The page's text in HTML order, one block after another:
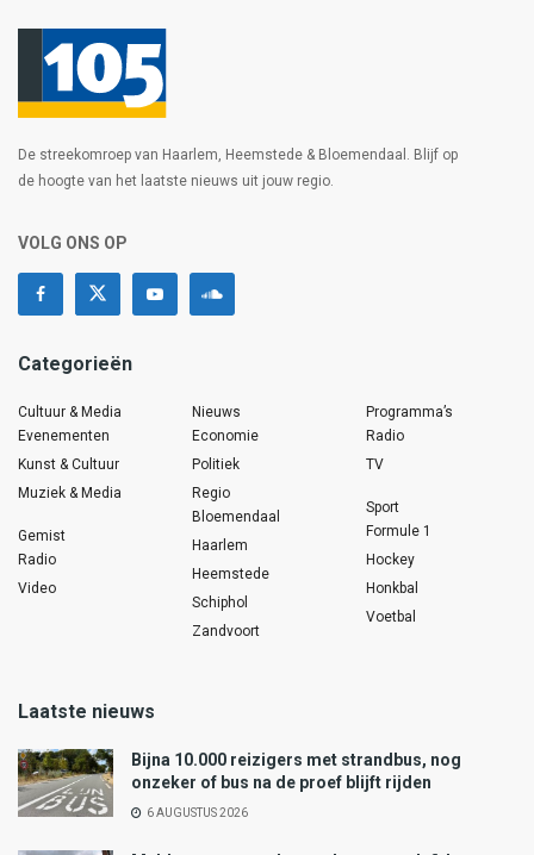
De streekomroep van Haarlem, Heemstede & Bloemendaal. Blijf op
de hoogte van het laatste nieuws uit jouw regio.
VOLG ONS OP
Categorieën
Cultuur & Media
Evenementen
Kunst & Cultuur
Muziek & Media
Gemist
Radio
Video
Nieuws
Economie
Politiek
Regio
Bloemendaal
Haarlem
Heemstede
Schiphol
Zandvoort
Programma’s
Radio
TV
Sport
Formule 1
Hockey
Honkbal
Voetbal
Laatste nieuws
Bijna 10.000 reizigers met strandbus, nog
onzeker of bus na de proef blijft rijden
6 AUGUSTUS 2026